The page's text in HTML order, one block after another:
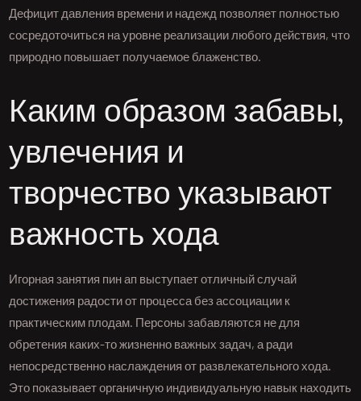
Дефицит давления времени и надежд позволяет полностью
сосредоточиться на уровне реализации любого действия, что
природно повышает получаемое блаженство.
Каким образом забавы,
увлечения и
творчество указывают
важность хода
Игорная занятия пин ап выступает отличный случай
достижения радости от процесса без ассоциации к
практическим плодам. Персоны забавляются не для
обретения каких-то жизненно важных задач, а ради
непосредственно наслаждения от развлекательного хода.
Это показывает органичную индивидуальную навык находить